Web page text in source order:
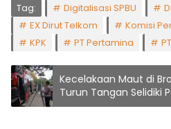
Tag: Digitalisasi SPBU
EX Dirut Telkom
Komisi
KPK
PT Pertamina
Kecelakaan Maut di
Turun Tangan Selidiki